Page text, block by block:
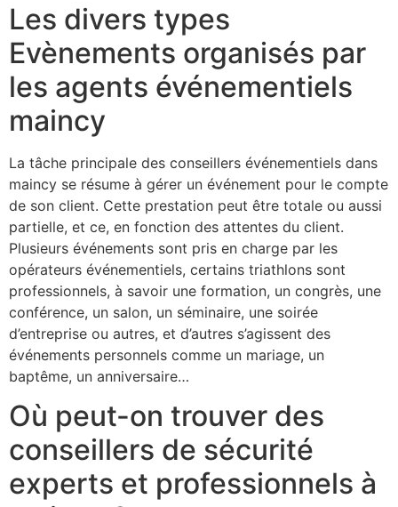
Les divers types
Evènements organisés par
les agents événementiels
maincy
La tâche principale des conseillers événementiels dans
maincy se résume à gérer un événement pour le compte
de son client. Cette prestation peut être totale ou aussi
partielle, et ce, en fonction des attentes du client.
Plusieurs événements sont pris en charge par les
opérateurs événementiels, certains triathlons sont
professionnels, à savoir une formation, un congrès, une
conférence, un salon, un séminaire, une soirée
d’entreprise ou autres, et d’autres s’agissent des
événements personnels comme un mariage, un
baptême, un anniversaire…
Où peut-on trouver des
conseillers de sécurité
experts et professionnels à